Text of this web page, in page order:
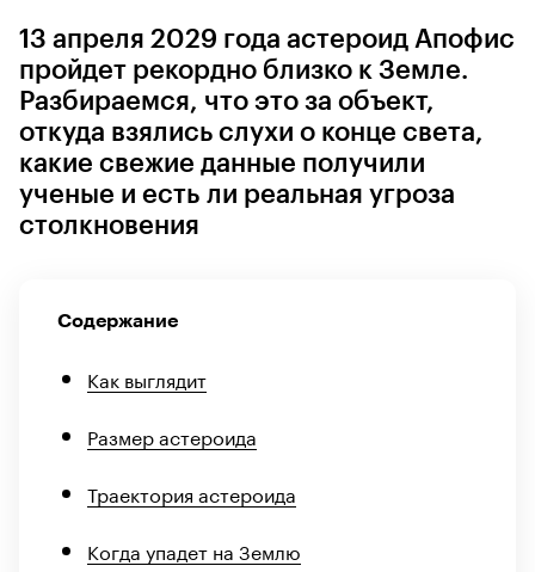
13 апреля 2029 года астероид Апофис
пройдет рекордно близко к Земле.
Разбираемся, что это за объект,
откуда взялись слухи о конце света,
какие свежие данные получили
ученые и есть ли реальная угроза
столкновения
Содержание
Как выглядит
Размер астероида
Траектория астероида
Когда упадет на Землю